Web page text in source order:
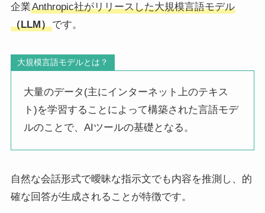
企業Anthropic社がリリースした大規模言語モデル
（LLM）です。
大規模言語モデルとは？
大量のデータ(主にインターネット上のテキス
ト)を学習することによって構築された言語モデ
ルのことで、AIツールの基礎となる。
自然な会話形式で曖昧な指示文でも内容を推測し、的
確な回答が生成されることが特徴です。